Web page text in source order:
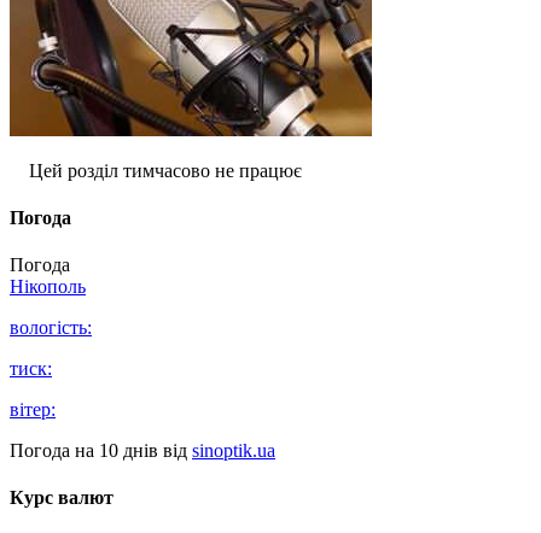
Цей розділ тимчасово не працює
Погода
Погода
Нікополь
вологість:
тиск:
вітер:
Погода на 10 днів від sinoptik.ua
Курс валют